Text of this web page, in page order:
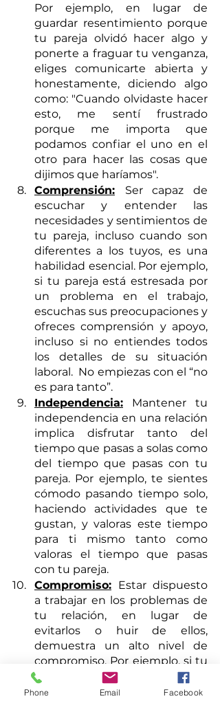
Por ejemplo, en lugar de
guardar resentimiento porque
tu pareja olvidó hacer algo y
ponerte a fraguar tu venganza,
eliges comunicarte abierta y
honestamente, diciendo algo
como: "Cuando olvidaste hacer
esto, me sentí frustrado
porque me importa que
podamos confiar el uno en el
otro para hacer las cosas que
dijimos que haríamos".
Comprensión:
Ser capaz de
escuchar y entender las
necesidades y sentimientos de
tu pareja, incluso cuando son
diferentes a los tuyos, es una
habilidad esencial. Por ejemplo,
si tu pareja está estresada por
un problema en el trabajo,
escuchas sus preocupaciones y
ofreces comprensión y apoyo,
incluso si no entiendes todos
los detalles de su situación
laboral.  No empiezas con el “no
es para tanto”.
Independencia: Mantener tu
independencia en una relación
implica disfrutar tanto del
tiempo que pasas a solas como
del tiempo que pasas con tu
pareja. Por ejemplo, te sientes
cómodo pasando tiempo solo,
haciendo actividades que te
gustan, y valoras este tiempo
para ti mismo tanto como
valoras el tiempo que pasas
con tu pareja.
Compromiso: Estar dispuesto
a trabajar en los problemas de
tu relación, en lugar de
evitarlos o huir de ellos,
demuestra un alto nivel de
compromiso. Por ejemplo, si tu
pareja y tú tienen desacuerdos
recurrentes sobre cierto tema,
Phone Email Facebook